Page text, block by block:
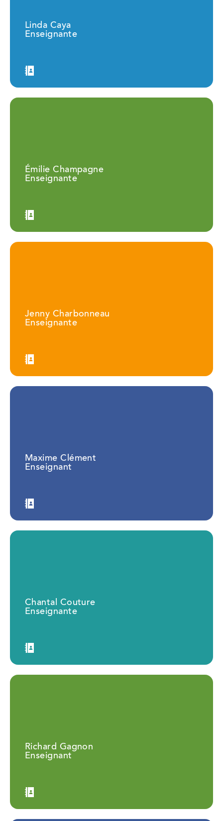
Linda Caya
Enseignante
Émilie Champagne
Enseignante
Jenny Charbonneau
Enseignante
Maxime Clément
Enseignant
Chantal Couture
Enseignante
Richard Gagnon
Enseignant